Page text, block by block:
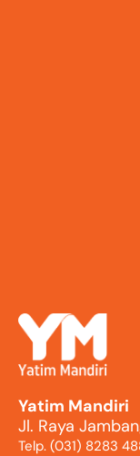
Yatim Mandiri
Jl. Raya
Telp. (031) 8283